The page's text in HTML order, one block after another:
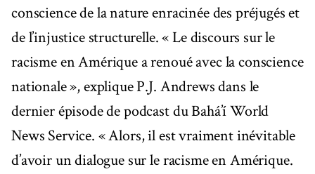
conscience de la nature enracinée des préjugés et
de l’injustice structurelle. « Le discours sur le
racisme en Amérique a renoué avec la conscience
nationale », explique P.J. Andrews dans le
dernier épisode de podcast du Bahá’í World
News Service. « Alors, il est vraiment inévitable
d’avoir un dialogue sur le racisme en Amérique.